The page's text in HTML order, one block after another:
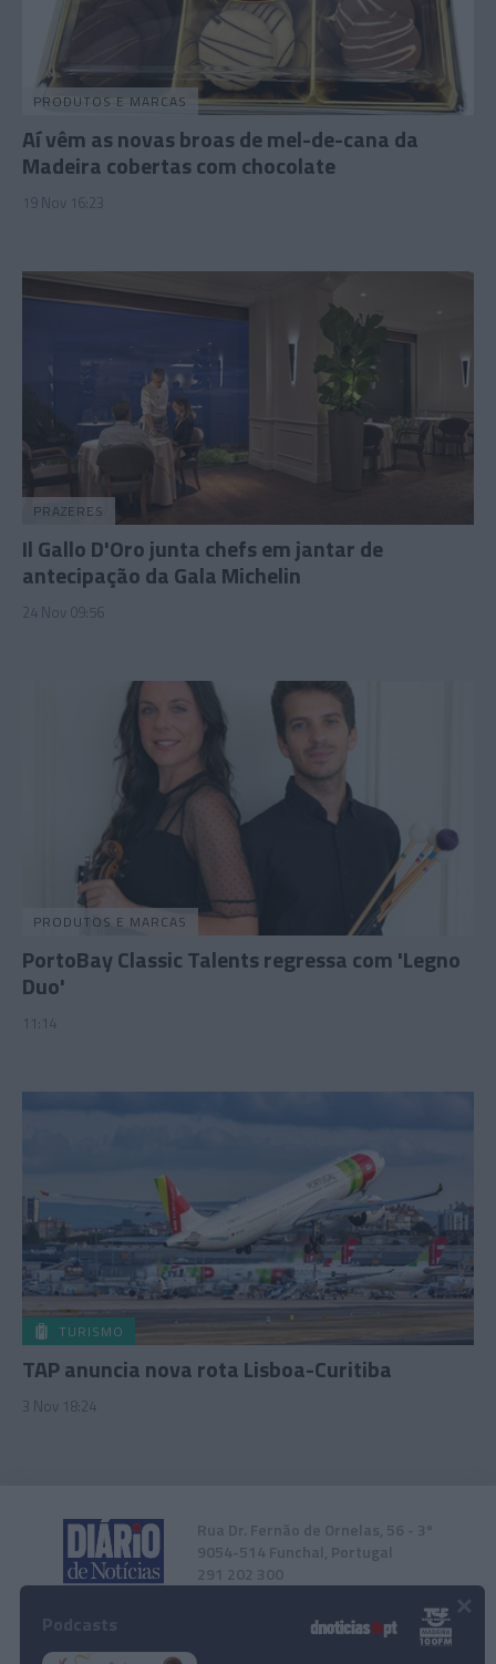
PRODUTOS E MARCAS
Aí vêm as novas broas de mel-de-cana da
Madeira cobertas com chocolate
19 Nov 16:23
PRAZERES
Il Gallo D'Oro junta chefs em jantar de
antecipação da Gala Michelin
24 Nov 09:56
PRODUTOS E MARCAS
PortoBay Classic Talents regressa com 'Legno
Duo'
11:14
TURISMO
TAP anuncia nova rota Lisboa-Curitiba
3 Nov 18:24
Rua Dr. Fernão de Ornelas, 56 - 3º
9054-514 Funchal, Portugal
291 202 300
Instale a nossa App ×